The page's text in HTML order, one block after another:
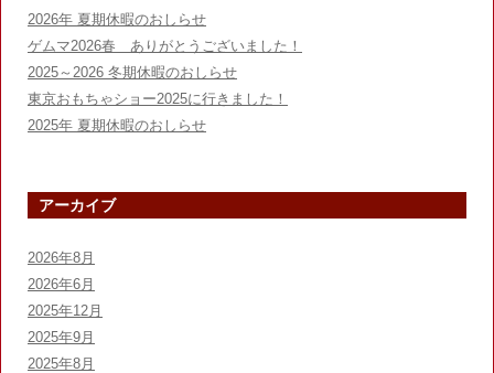
2026年 夏期休暇のおしらせ
ゲムマ2026春 ありがとうございました！
2025～2026 冬期休暇のおしらせ
東京おもちゃショー2025に行きました！
2025年 夏期休暇のおしらせ
アーカイブ
2026年8月
2026年6月
2025年12月
2025年9月
2025年8月